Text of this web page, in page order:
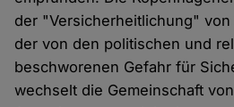
der "Versicherheitlichung"
der von den politischen und
beschworenen Gefahr für
wechselt die Gemeinschaft